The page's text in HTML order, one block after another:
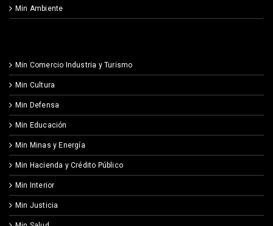
Min Ambiente
Min Comercio Industria y Turismo
Min Cultura
Min Defensa
Min Educación
Min Minas y Energía
Min Hacienda y Crédito Público
Min Interior
Min Justicia